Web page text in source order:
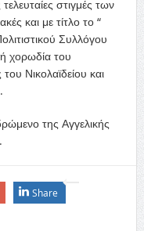
στιγμές των
και με τίτλο το “
Συλλόγου
χορωδία του
Νικολαϊδείου και
της Αγγελικής
Share